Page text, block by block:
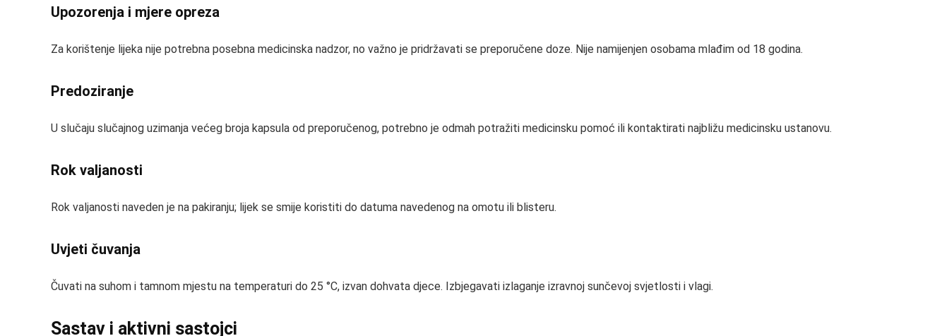
Upozorenja i mjere opreza
Za korištenje lijeka nije potrebna posebna medicinska nadzor, no važno je pridržavati se preporučene doze. Nije namijenjen osobama mlađim od 18 godina.
Predoziranje
U slučaju slučajnog uzimanja većeg broja kapsula od preporučenog, potrebno je odmah potražiti medicinsku pomoć ili kontaktirati najbližu medicinsku ustanovu.
Rok valjanosti
Rok valjanosti naveden je na pakiranju; lijek se smije koristiti do datuma navedenog na omotu ili blisteru.
Uvjeti čuvanja
Čuvati na suhom i tamnom mjestu na temperaturi do 25 °C, izvan dohvata djece. Izbjegavati izlaganje izravnoj sunčevoj svjetlosti i vlagi.
Sastav i aktivni sastojci